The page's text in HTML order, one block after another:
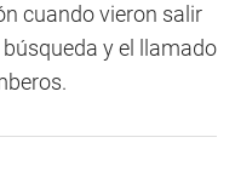
cuando vieron salir
y el llamado